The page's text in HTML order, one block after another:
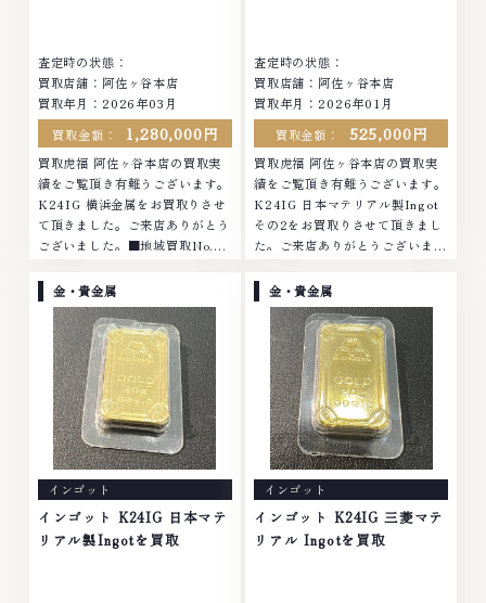
査定時の状態：
買取店舗：阿佐ヶ谷本店
買取年月：2026年03月
買取金額：
1,280,000円
買取虎福 阿佐ヶ谷本店の買取実
績をご覧頂き有難うございます。
K24IG 横浜金属をお買取りさせ
て頂きました。ご来店ありがとう
ございました。■地域買取No.1
ブランド品 ブランド衣類 お酒買
取りのことなら、お任せください
なかでも金・プラチナ等のアクセ
サリー・貴金属・宝石・ダイヤモ
ンド・ジュエリーや ブランド
品・時計等は特に自信を持って、
高額査定を実現しております。
古くて使わなくなってしまったア
クセサリー、動かなくなってしま
った腕時計、多くのお品物の高価
買取りを実現しており、他店では
お値段の付かなかったお品物で
も、一点一点丁寧に無料で査定し
ます。お気軽にご連絡ください。
査定時の状態：
買取店舗：阿佐ヶ谷本店
買取年月：2026年01月
買取金額：
525,000円
買取虎福 阿佐ヶ谷本店の買取実
績をご覧頂き有難うございます。
K24IG 日本マテリアル製Ingot
その2をお買取りさせて頂きまし
た。ご来店ありがとうございまし
ラチナ ダイヤモンド ブランド品
ブランド衣類 お酒買取りのこと
なら、お任せくださいなかでも
金・プラチナ等のアクセサリー・
貴金属・宝石・ダイヤモンド・ジ
ュエリーや ブランド品・時計等
は特に自信を持って、高額査定を
実現しております。 古くて使わ
なくなってしまったアクセサリ
ー、動かなくなってしまった腕時
計、多くのお品物の高価買取りを
実現しており、他店ではお値段の
付かなかったお品物でも、一点一
点丁寧に無料で査定します。お気
金・貴金属
インゴット
インゴット K24IG 日本マテ
リアル製Ingotを買取
金・貴金属
インゴット
インゴット K24IG 三菱マテ
リアル Ingotを買取